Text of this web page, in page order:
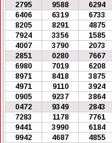
2795
9588 6294
6406
6319 6733
8205
8291 4875
7924
3356 1585
4007
3790 2073
2851
0280 7667
6980
7019 6208
8971
8418 3875
4971
9110 3924
0905
9237 3864
0472
9349 2843
7283
1178 7761
9441
3990 6184
9942
4687 4855